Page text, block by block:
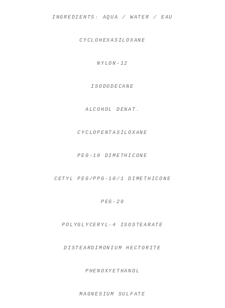
INGREDIENTS: AQUA / WATER / EAU
CYCLOHEXASILOXANE
NYLON-12
ISODODECANE
ALCOHOL DENAT.
CYCLOPENTASILOXANE
PEG-10 DIMETHICONE
CETYL PEG/PPG-10/1 DIMETHICONE
PEG-20
POLYGLYCERYL-4 ISOSTEARATE
DISTEARDIMONIUM HECTORITE
PHENOXYETHANOL
MAGNESIUM SULFATE